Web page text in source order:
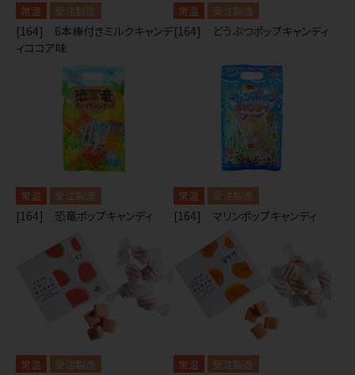
常温 受注製造
[164] 6本棒付きミルクキャンデ
ィココア味
常温 受注製造
[164] どうぶつポップキャンディ
常温 受注製造
[164] 恐竜ポップキャンディ
常温 受注製造
[164] マリンポップキャンディ
常温 受注製造 常温 受注製造